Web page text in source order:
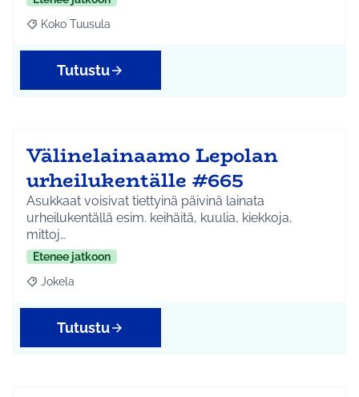
Rajaa tulokset aihepiirin mukaan: Koko Tuusula
Koko Tuusula
Tutustu
Välinelainaamo Lepolan
urheilukentälle #665
Asukkaat voisivat tiettyinä päivinä lainata
urheilukentällä esim. keihäitä, kuulia, kiekkoja,
mittoj…
Etenee jatkoon
Rajaa tulokset aihepiirin mukaan: Jokela
Jokela
Tutustu